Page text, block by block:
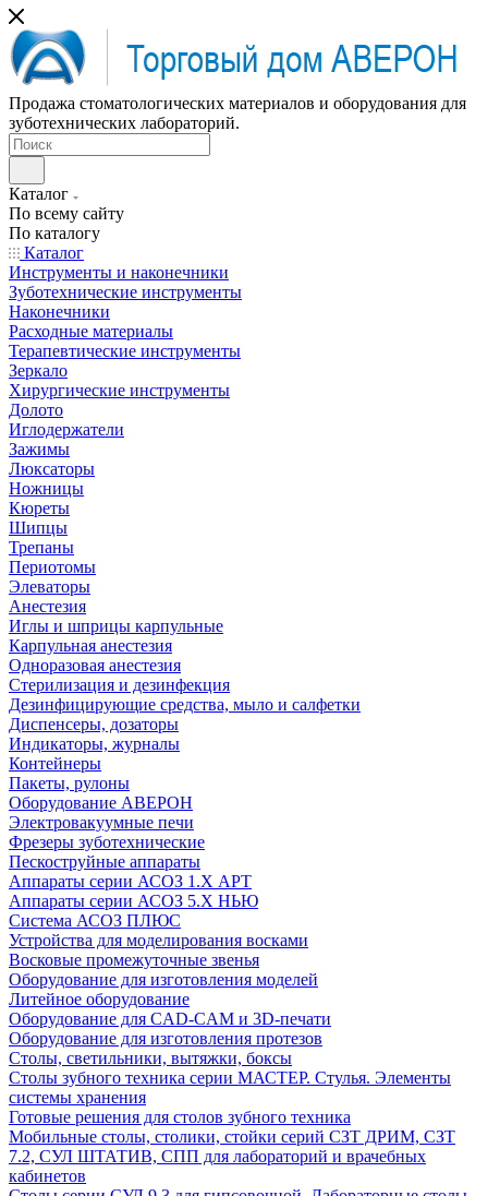
Продажа стоматологических материалов и оборудования для
зуботехнических лабораторий.
Каталог
По всему сайту
По каталогу
Каталог
Инструменты и наконечники
Зуботехнические инструменты
Наконечники
Расходные материалы
Терапевтические инструменты
Зеркало
Хирургические инструменты
Долото
Иглодержатели
Зажимы
Люксаторы
Ножницы
Кюреты
Шипцы
Трепаны
Периотомы
Элеваторы
Анестезия
Иглы и шприцы карпульные
Карпульная анестезия
Одноразовая анестезия
Стерилизация и дезинфекция
Дезинфицирующие средства, мыло и салфетки
Диспенсеры, дозаторы
Индикаторы, журналы
Контейнеры
Пакеты, рулоны
Оборудование АВЕРОН
Электровакуумные печи
Фрезеры зуботехнические
Пескоструйные аппараты
Аппараты серии АСОЗ 1.Х АРТ
Аппараты серии АСОЗ 5.Х НЬЮ
Система АСОЗ ПЛЮС
Устройства для моделирования восками
Восковые промежуточные звенья
Оборудование для изготовления моделей
Литейное оборудование
Оборудование для CAD-CAM и 3D-печати
Оборудование для изготовления протезов
Cтолы, светильники, вытяжки, боксы
Столы зубного техника серии МАСТЕР. Стулья. Элементы
системы хранения
Готовые решения для столов зубного техника
Мобильные столы, столики, стойки серий СЗТ ДРИМ, СЗТ
7.2, СУЛ ШТАТИВ, СПП для лабораторий и врачебных
кабинетов